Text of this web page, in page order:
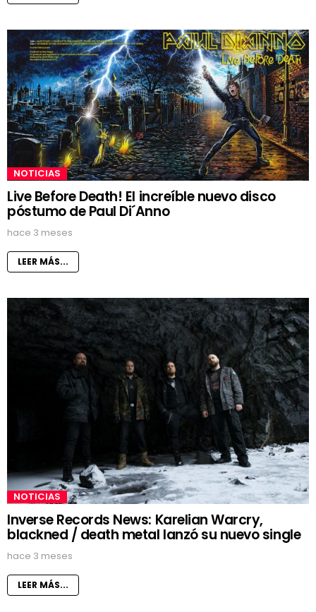
NOTICIAS
Live Before Death! El increíble nuevo disco
póstumo de Paul Di´Anno
hace 3 meses
LEER MÁS...
NOTICIAS
Inverse Records News: Karelian Warcry,
blackned / death metal lanzó su nuevo single
hace 3 meses
LEER MÁS...